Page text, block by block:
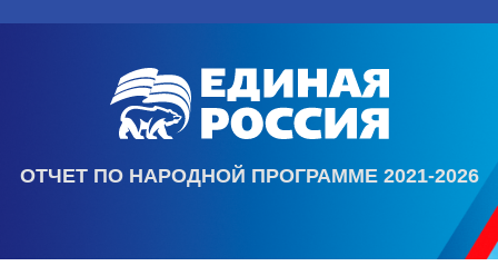
ОТЧЕТ ПО НАРОДНОЙ ПРОГРАММЕ 2021-2026